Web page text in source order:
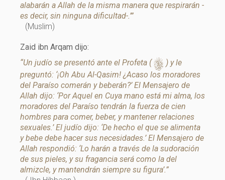
alabarán a Allah de la misma manera que respirarán -
es decir, sin ninguna dificultad-.’”
(Muslim)
Zaid ibn Arqam dijo:
“Un judío se presentó ante el Profeta (s) y le
preguntó: ‘¡Oh Abu Al-Qasim! ¿Acaso los moradores
del Paraíso comerán y beberán?’ El Mensajero de
Allah dijo: ‘Por Aquel en Cuya mano está mi alma, los
moradores del Paraíso tendrán la fuerza de cien
hombres para comer, beber, y mantener relaciones
sexuales.’ El judío dijo: ‘De hecho el que se alimenta
y bebe debe hacer sus necesidades.’ El Mensajero de
Allah respondió: ‘Lo harán a través de la sudoración
de sus pieles, y su fragancia será como la del
almizcle, y mantendrán siempre su figura’.”